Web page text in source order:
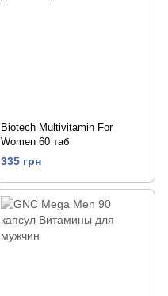
Biotech Multivitamin For
Women 60 таб
335 грн